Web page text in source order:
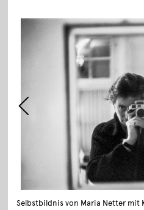
Selbstbildnis von Maria Netter mit